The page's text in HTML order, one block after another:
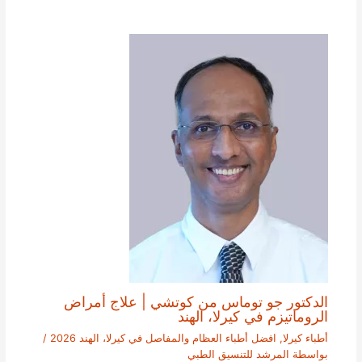
الدكتور جو توماس من كوتشي | علاج أمراض
الروماتيزم في كيرلا، الهند
أطباء كيرلا, افضل أطباء العظام والمفاصل في كيرلا، الهند 2026
/
بواسطة المرشد للتنسيق الطبي